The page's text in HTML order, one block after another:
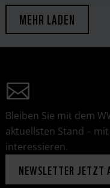
MEHR LADEN
Bleiben Sie mit dem
aktuellsten Stand –
interessieren.
NEWSLETTER JETZT